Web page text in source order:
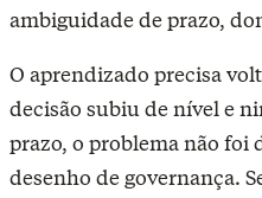
ambiguidade de prazo,
O aprendizado precisa
decisão subiu de nível e
prazo, o problema não
desenho de governança.